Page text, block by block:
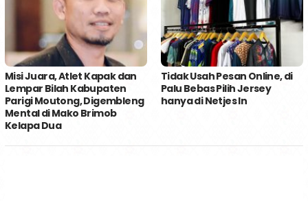
Misi Juara, Atlet Kapak dan
Lempar Bilah Kabupaten
Parigi Moutong, Digembleng
Mental di Mako Brimob
Kelapa Dua
Tidak Usah Pesan Online, di
Palu Bebas Pilih Jersey
hanya di Netjes In